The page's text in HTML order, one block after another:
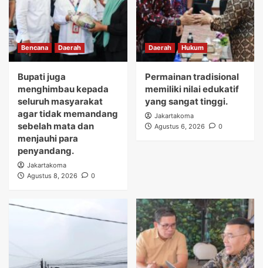
Bencana Daerah
Bupati juga
menghimbau kepada
seluruh masyarakat
agar tidak memandang
sebelah mata dan
menjauhi para
penyandang.
Jakartakoma
Agustus 8, 2026
0
Daerah Hukum
Permainan tradisional
memiliki nilai edukatif
yang sangat tinggi.
Jakartakoma
Agustus 6, 2026
0